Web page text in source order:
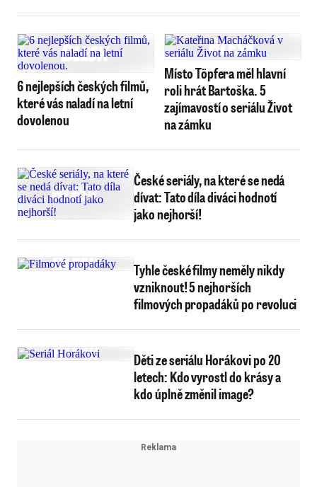
6 nejlepších českých filmů,
které vás naladí na letní
dovolenou
Místo Töpfera měl hlavní
roli hrát Bartoška. 5
zajímavostí o seriálu Život
na zámku
České seriály, na které se nedá
dívat: Tato díla diváci hodnotí
jako nejhorší!
Tyhle české filmy neměly nikdy
vzniknout! 5 nejhorších
filmových propadáků po revoluci
Děti ze seriálu Horákovi po 20
letech: Kdo vyrostl do krásy a
kdo úplně změnil image?